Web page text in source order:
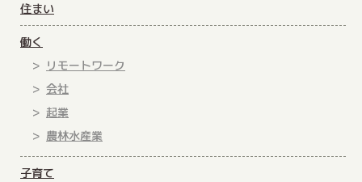
住まい
働く
リモートワーク
会社
起業
農林水産業
子育て